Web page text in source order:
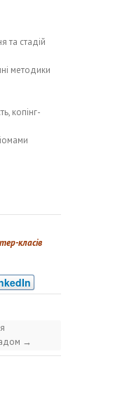
та стадій
методики
копінг-
класів
→